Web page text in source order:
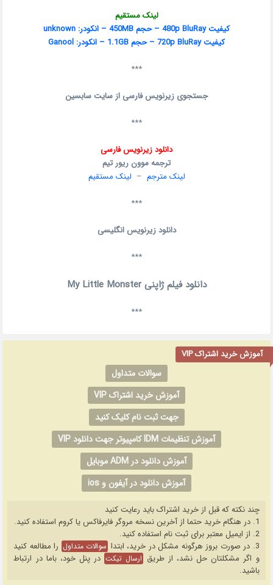
لینک مستقیم
کیفیت 480p BluRay – حجم 450MB – انکودر: unknown
کیفیت 720p BluRay – حجم 1.1GB – انکودر: Ganool
***
جستجوی زیرنویس فارسی از سایت سابسین
***
دانلود زیرنویس فارسی
ترجمه موون ریور تیم
لینک مترجم – لینک مستقیم
***
دانلود زیرنویس انگلیسی
***
دانلود فیلم ژاپنی My Little Monster
***
آموزش خرید اشتراک VIP
سوالات متداول
آموزش خرید اشتراک VIP
جهت ثبت نام کلیک کنید
آموزش تنظیمات IDM کامپیوتر جهت دانلود VIP
آموزش دانلود در ADM موبایل
آموزش دانلود در آیفون و ios
چند نکته که قبل از خرید اشتراک باید رعایت کنید
1. در هنگام خرید حتما از آخرین نسخه مروگر فایرفاکس یا کروم استفاده کنید.
2. از ایمیل معتبر برای ثبت نام استفاده کنید.
3. در صورت بروز هرگونه مشکل در خرید، ابتدا
سوالات متداول را مطالعه کنید
و اگر مشکلتان حل نشد، از طریق ارسال تیکت در پنل خود، باما در ارتباط
باشید.